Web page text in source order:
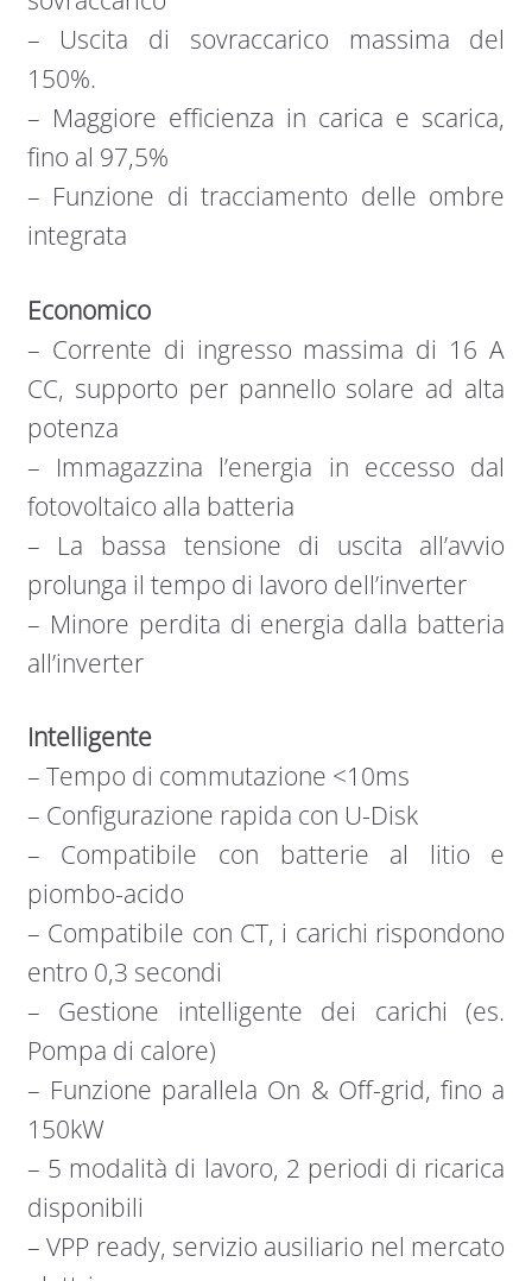
– Uscita di sovraccarico massima del
150%.
– Maggiore efficienza in carica e scarica,
fino al 97,5%
– Funzione di tracciamento delle ombre
integrata
Economico
– Corrente di ingresso massima di 16 A
CC, supporto per pannello solare ad alta
potenza
– Immagazzina l’energia in eccesso dal
fotovoltaico alla batteria
– La bassa tensione di uscita all’avvio
prolunga il tempo di lavoro dell’inverter
– Minore perdita di energia dalla batteria
all’inverter
Intelligente
– Tempo di commutazione <10ms
– Configurazione rapida con U-Disk
– Compatibile con batterie al litio e
piombo-acido
– Compatibile con CT, i carichi rispondono
entro 0,3 secondi
– Gestione intelligente dei carichi (es.
Pompa di calore)
– Funzione parallela On & Off-grid, fino a
150kW
– 5 modalità di lavoro, 2 periodi di ricarica
disponibili
– VPP ready, servizio ausiliario nel mercato